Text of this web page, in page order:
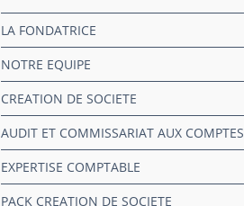
LA FONDATRICE
NOTRE EQUIPE
CREATION DE SOCIETE
AUDIT ET COMMISSARIAT AUX COMPTES
EXPERTISE COMPTABLE
PACK CREATION DE SOCIETE